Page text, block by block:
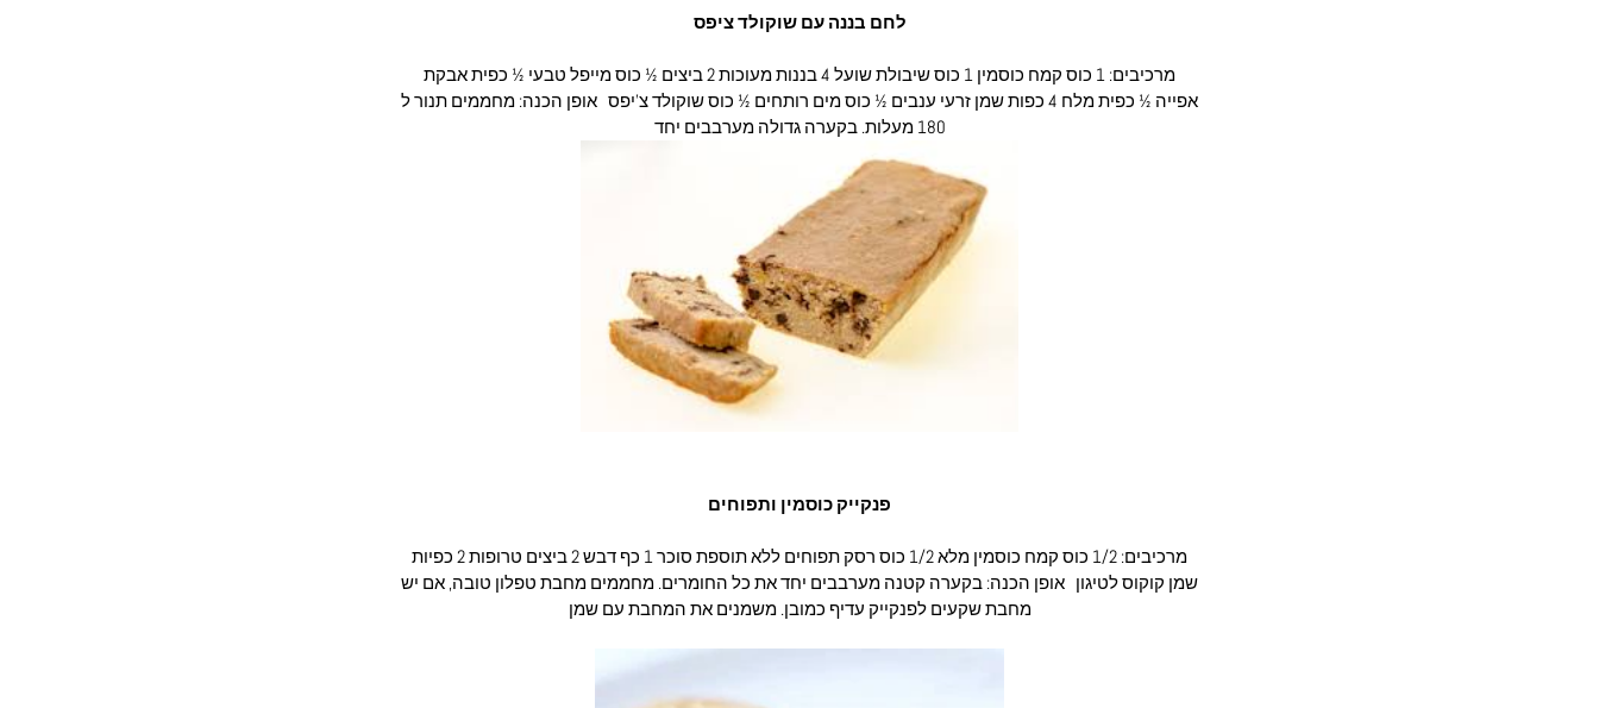
לחם בננה עם שוקולד ציפס
מרכיבים: 1 כוס קמח כוסמין 1 כוס שיבולת שועל 4 בננות מעוכות 2 ביצים ½ כוס מייפל טבעי ½ כפית אבקת
אפייה ½ כפית מלח 4 כפות שמן זרעי ענבים ½ כוס מים רותחים ½ כוס שוקולד צ’יפס אופן הכנה: מחממים תנור ל
180 מעלות. בקערה גדולה מערבבים יחד
פנקייק כוסמין ותפוחים
מרכיבים: 1/2 כוס קמח כוסמין מלא 1/2 כוס רסק תפוחים ללא תוספת סוכר 1 כף דבש 2 ביצים טרופות 2 כפיות
שמן קוקוס לטיגון אופן הכנה: בקערה קטנה מערבבים יחד את כל החומרים. מחממים מחבת טפלון טובה, אם יש
מחבת שקעים לפנקייק עדיף כמובן. משמנים את המחבת עם שמן